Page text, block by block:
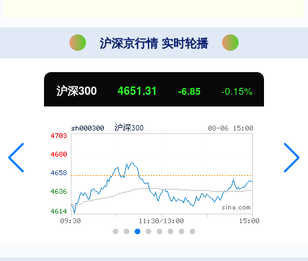
沪深京行情 实时轮播
北证50 1122.88 3.42